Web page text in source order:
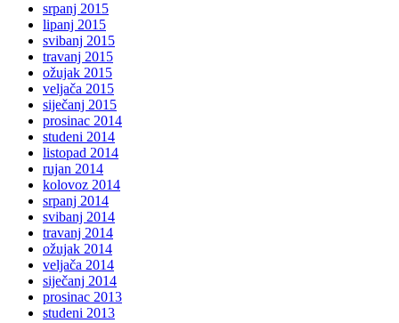
srpanj 2015
lipanj 2015
svibanj 2015
travanj 2015
ožujak 2015
veljača 2015
siječanj 2015
prosinac 2014
studeni 2014
listopad 2014
rujan 2014
kolovoz 2014
srpanj 2014
svibanj 2014
travanj 2014
ožujak 2014
veljača 2014
siječanj 2014
prosinac 2013
studeni 2013